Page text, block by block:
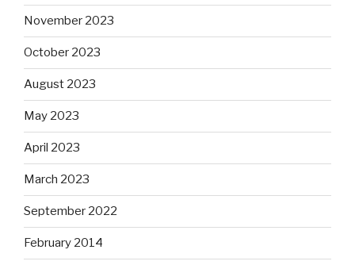
November 2023
October 2023
August 2023
May 2023
April 2023
March 2023
September 2022
February 2014